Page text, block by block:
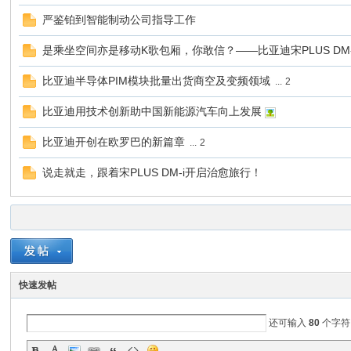
严鉴铂到智能制动公司指导工作
是乘坐空间亦是移动K歌包厢，你敢信？——比亚迪宋PLUS
比亚迪半导体PIM模块批量出货商空及变频领域 ... 2
比亚迪用技术创新助中国新能源汽车向上发展
比亚迪开创在欧罗巴的新篇章 ... 2
说走就走，跟着宋PLUS DM-i开启治愈旅行！
快速发帖
还可输入80 个字符